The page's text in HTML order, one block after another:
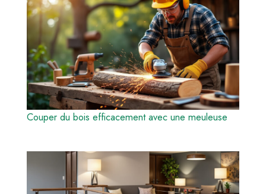
Couper du bois efficacement avec une meuleuse